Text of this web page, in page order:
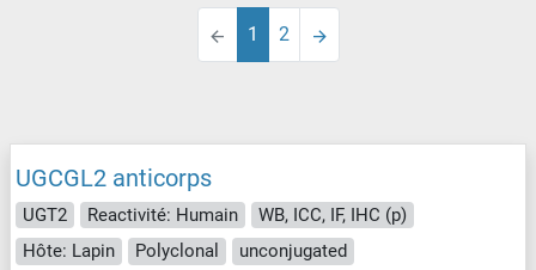
1 2
UGCGL2 anticorps
UGT2 Reactivité: Humain
WB, ICC, IF, IHC (p)
Hôte: Lapin
Polyclonal unconjugated